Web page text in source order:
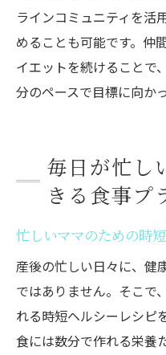
ラインコミュニティを活
めることも可能です。仲
イエットを続けることで
分のペースで目標に向か
毎日が忙し
きる食事プ
忙しいママのための時
産後の忙しい日々に、健
ではありません。そこで
れる時短ヘルシーレシピ
食には数分で作れる栄養